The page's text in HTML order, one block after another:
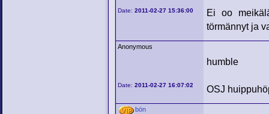
Date:2011-02-27 15:36:00
Ei oo
törmännyt ja
Anonymous
Date:2011-02-27 16:07:02
humble
OSJ
bön